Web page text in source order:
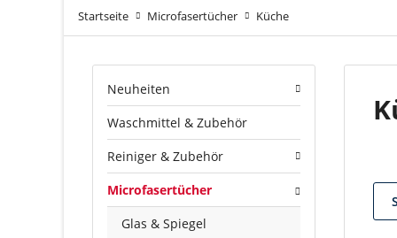
Startseite Microfasertücher Küche
Neuheiten
Waschmittel & Zubehör
Reiniger & Zubehör
Microfasertücher
Glas & Spiegel